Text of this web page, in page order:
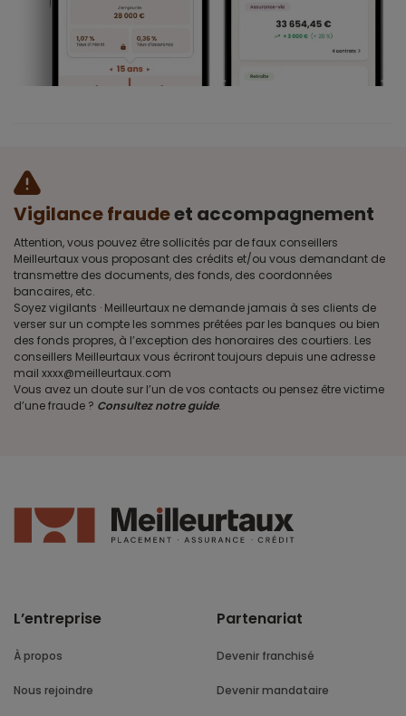
Vigilance fraudeet accompagnement
Attention, vous pouvez être sollicités par de faux conseillers
Meilleurtaux vous proposant des crédits et/ou vous demandant de
transmettre des documents, des fonds, des coordonnées
bancaires, etc.
Soyez vigilants · Meilleurtaux ne demande jamais à ses clients de
verser sur un compte les sommes prêtées par les banques ou bien
des fonds propres, à l’exception des honoraires des courtiers. Les
conseillers Meilleurtaux vous écriront toujours depuis une adresse
mail xxxx@meilleurtaux.com
Vous avez un doute sur l’un de vos contacts ou pensez être victime
d’une fraude ? Consultez notre guide.
L’entreprise
À propos
Nous rejoindre
Partenariat
Devenir franchisé
Devenir mandataire